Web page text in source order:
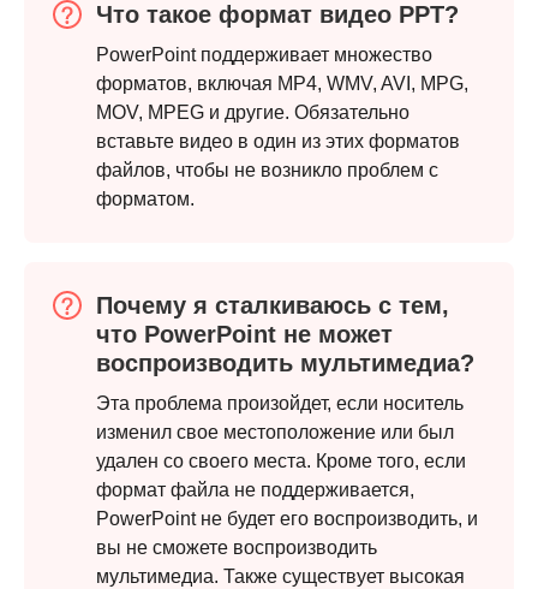
Шаг 1.
Что такое формат видео PPT?
PowerPoint поддерживает множество
форматов, включая MP4, WMV, AVI, MPG,
MOV, MPEG и другие. Обязательно
вставьте видео в один из этих форматов
файлов, чтобы не возникло проблем с
форматом.
Почему я сталкиваюсь с тем,
что PowerPoint не может
воспроизводить мультимедиа?
Эта проблема произойдет, если носитель
изменил свое местоположение или был
удален со своего места. Кроме того, если
формат файла не поддерживается,
PowerPoint не будет его воспроизводить, и
вы не сможете воспроизводить
мультимедиа. Также существует высокая